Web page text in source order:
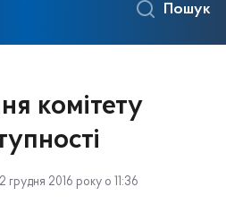
Пошук
комітету
грудня 2016 року о 11:36